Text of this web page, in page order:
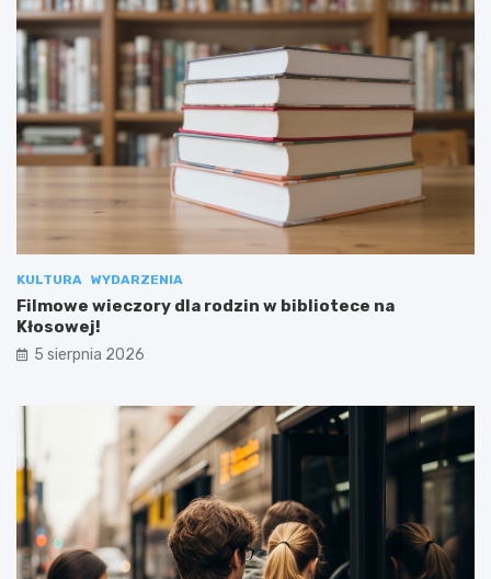
KULTURA WYDARZENIA
Filmowe wieczory dla rodzin w bibliotece na
Kłosowej!
5 sierpnia 2026